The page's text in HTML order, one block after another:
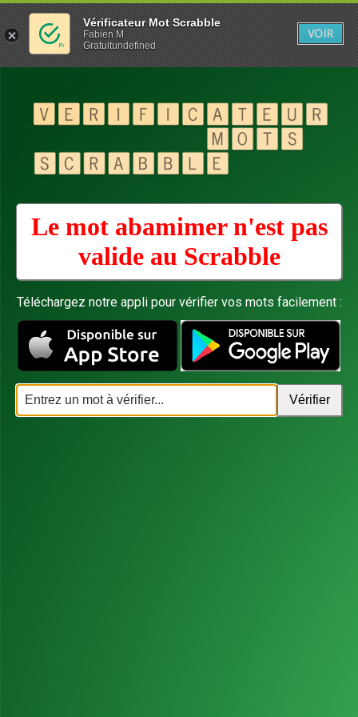
Le mot abamimer n'est pas
valide au Scrabble
Téléchargez notre appli pour vérifier vos mots facilement :
Vérificateur Mot Scrabble
Fabien M
Gratuitundefined
VOIR